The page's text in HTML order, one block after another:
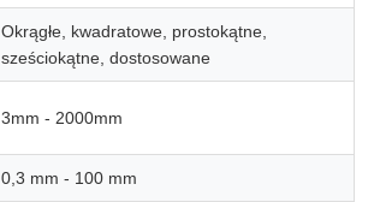
Okrągłe, kwadratowe, prostokątne,
sześciokątne, dostosowane
3mm - 2000mm
0,3 mm - 100 mm